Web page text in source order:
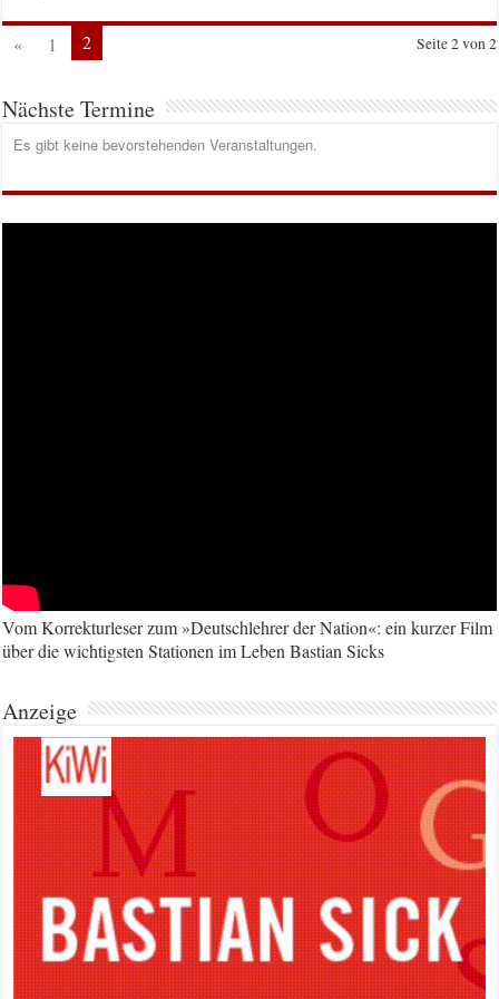
Seite 2 von 2
« 1 2
Nächste Termine
Es gibt keine bevorstehenden Veranstaltungen.
Vom Korrekturleser zum »Deutschlehrer der Nation«: ein kurzer Film
über die wichtigsten Stationen im Leben Bastian Sicks
Anzeige